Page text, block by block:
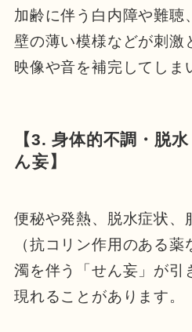
加齢に伴う白内障や難聴
壁の薄い模様などが刺激
映像や音を補完してしま
【3. 身体的不調・脱
ん妄】
便秘や発熱、脱水症状、
（抗コリン作用のある
濁を伴う「せん妄」が引
現れることがあります。